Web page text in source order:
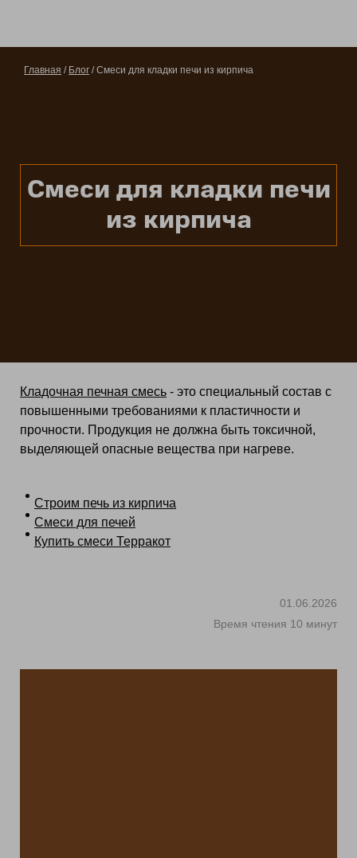
Смеси для кладки печи
из кирпича
Главная / Блог / Смеси для кладки печи из кирпича
Кладочная печная смесь - это специальный состав с
повышенными требованиями к пластичности и
прочности. Продукция не должна быть токсичной,
выделяющей опасные вещества при нагреве.
Строим печь из кирпича
Смеси для печей
Купить смеси Терракот
01.06.2026
Время чтения 10 минут